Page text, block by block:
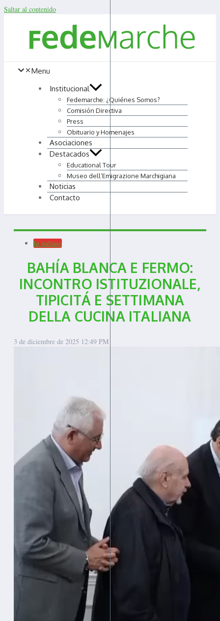
Saltar al contenido
Menu
Institucional
Fedemarche: ¿Quiénes Somos?
Comisión Directiva
Press
Obituario y Homenajes
Asociaciones
Destacados
Educational Tour
Museo dell’Emigrazione Marchigiana
Noticias
Contacto
In italiano
BAHÍA BLANCA E FERMO:
INCONTRO ISTITUZIONALE,
TIPICITÁ E SETTIMANA
DELLA CUCINA ITALIANA
3 de diciembre de 2025 12:49 PM